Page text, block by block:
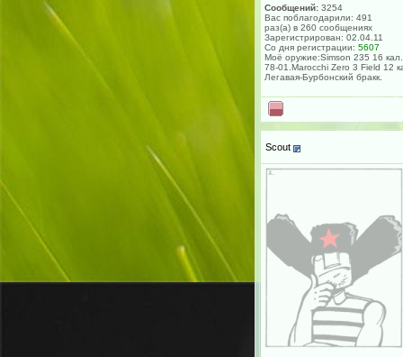
Сообщений: 3254
Вас поблагодарили: 491
раз(а) в 260 сообщениях
Зарегистрирован: 02.04.11
Со дня регистрации: 5607
Моё оружие:Simson 235 16
78-01.Marocchi Zero 3 Field 12
Легавая-Бурбонский бракк.
Scout